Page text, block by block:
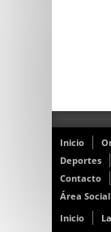
Inicio
Deportes
Contacto
Área Social
Inicio